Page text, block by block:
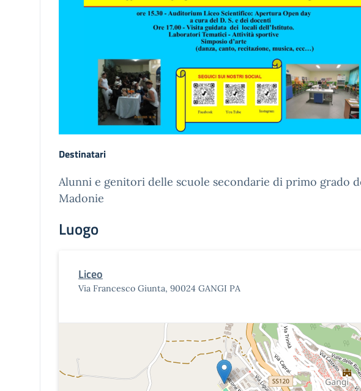
Destinatari
Alunni e genitori delle scuole secondarie di primo grado
Madonie
Luogo
Liceo
Via Francesco Giunta, 90024 GANGI PA